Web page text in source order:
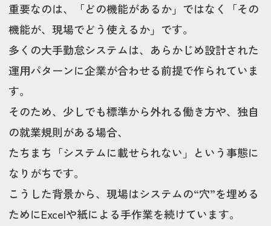
重要なのは、「どの機能があるか」ではなく「その
機能が、現場でどう使えるか」です。
多くの大手勤怠システムは、あらかじめ設計された
運用パターンに企業が合わせる前提で作られていま
す。
そのため、少しでも標準から外れる働き方や、独自
の就業規則がある場合、
たちまち「システムに載せられない」という事態に
なりがちです。
こうした背景から、現場はシステムの“穴”を埋める
ためにExcelや紙による手作業を続けています。